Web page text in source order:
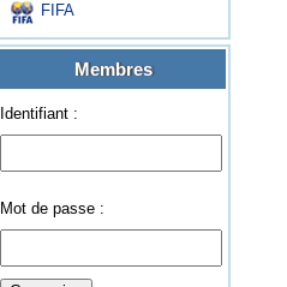
FIFA
Membres
Identifiant :
Mot de passe :